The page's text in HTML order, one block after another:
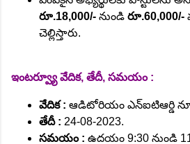
రూ.18,000/- నుండి రూ.60,000/-
చెల్లిస్తారు.
ఇంటర్వ్యూ వేదిక, తేదీ, సమయం :
వేదిక : ఆడిటోరియం ఎన్ఐటిఆర్డి
తేదీ : 24-08-2023.
సమయం : ఉదయం 9:30 నుండి